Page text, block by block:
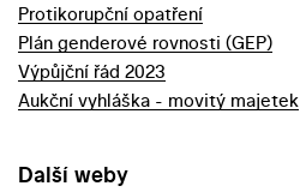
Protikorupční opatření
Plán genderové rovnosti (GEP)
Výpůjční řád 2023
Aukční vyhláška - movitý majetek
Další weby